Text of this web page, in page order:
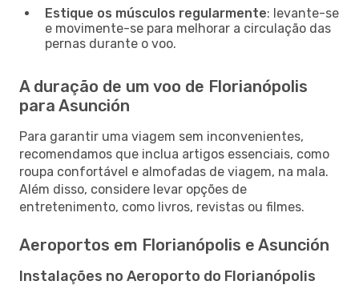
Estique os músculos regularmente: levante-se
e movimente-se para melhorar a circulação das
pernas durante o voo.
A duração de um voo de Florianópolis
para Asunción
Para garantir uma viagem sem inconvenientes,
recomendamos que inclua artigos essenciais, como
roupa confortável e almofadas de viagem, na mala.
Além disso, considere levar opções de
entretenimento, como livros, revistas ou filmes.
Aeroportos em Florianópolis e Asunción
Instalações no Aeroporto do Florianópolis